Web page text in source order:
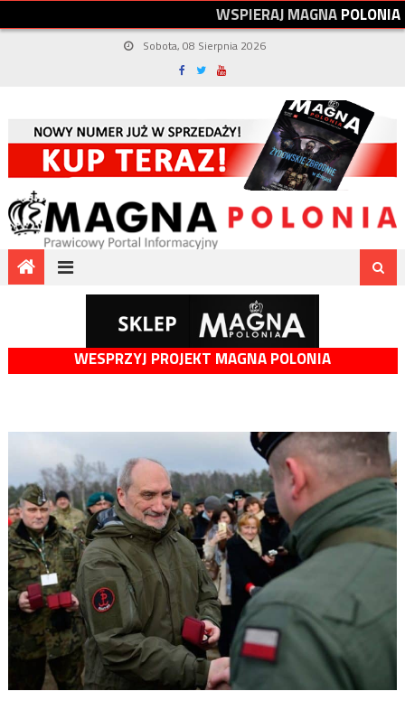
WSPIERAJMAGNAPOLONIA
Sobota, 08 Sierpnia 2026
WESPRZYJ PROJEKT MAGNA POLONIA